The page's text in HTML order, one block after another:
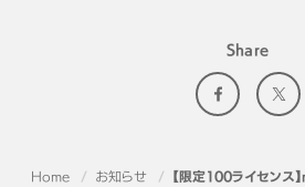
Share
Home お知らせ 【限定100ライセン